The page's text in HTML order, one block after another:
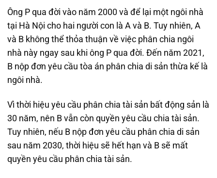
Ông P qua đời vào năm 2000 và để lại một ngôi nhà
tại Hà Nội cho hai người con là A và B. Tuy nhiên, A
và B không thể thỏa thuận về việc phân chia ngôi
nhà này ngay sau khi ông P qua đời. Đến năm 2021,
B nộp đơn yêu cầu tòa án phân chia di sản thừa kế là
ngôi nhà.
Vì thời hiệu yêu cầu phân chia tài sản bất động sản là
30 năm, nên B vẫn còn quyền yêu cầu chia tài sản.
Tuy nhiên, nếu B nộp đơn yêu cầu phân chia di sản
sau năm 2030, thời hiệu sẽ hết hạn và B sẽ mất
quyền yêu cầu phân chia tài sản.